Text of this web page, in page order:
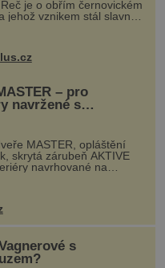
je o obřím černovickém
jehož vznikem stál slavný
Josef Hlávka. Ten si
mimořádně záležet. Jeho
by při ...
– pro
navržené s
i vášní!
MASTER, opláštění
skrytá zárubeň AKTIVE
navrhované na
vyžadují atypické
nábytku, ale i
s